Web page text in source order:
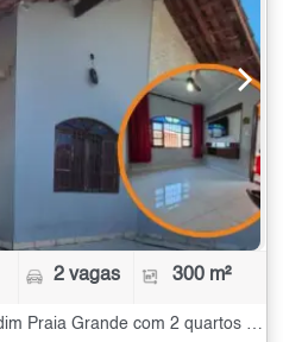
2 vagas 300 m²
Casa Térrea à Venda no Jardim Praia Grande com 2 quartos - 300 m²